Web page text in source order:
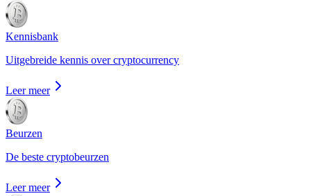
Kennisbank
Uitgebreide kennis over cryptocurrency
Leer meer
Beurzen
De beste cryptobeurzen
Leer meer